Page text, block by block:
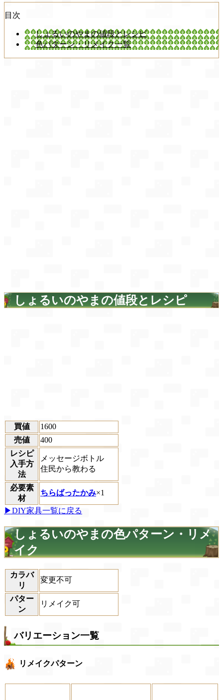
目次
しょるいのやまの値段とレシピ
色パターン・リメイク一覧
しょるいのやまの値段とレシピ
買値
1600
売値
400
レシピ
入手方
法
メッセージボトル
住民から教わる
必要素
材
ちらばったかみ×1
▶DIY家具一覧に戻る
しょるいのやまの色パターン・リメ
イク
カラバ
リ
変更不可
パター
ン
リメイク可
バリエーション一覧
リメイクパターン